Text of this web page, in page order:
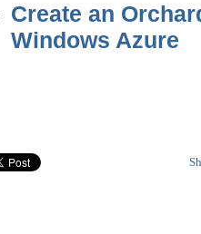
Create an
Windows Azure